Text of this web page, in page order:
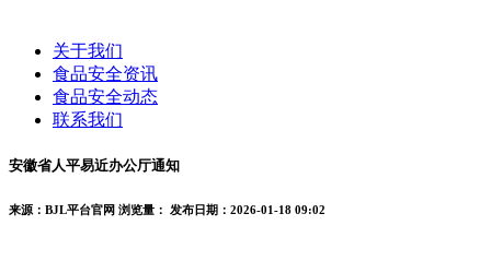
关于我们
食品安全资讯
食品安全动态
联系我们
安徽省人平易近办公厅通知
来源：BJL平台官网 浏览量： 发布日期：2026-01-18 09:02